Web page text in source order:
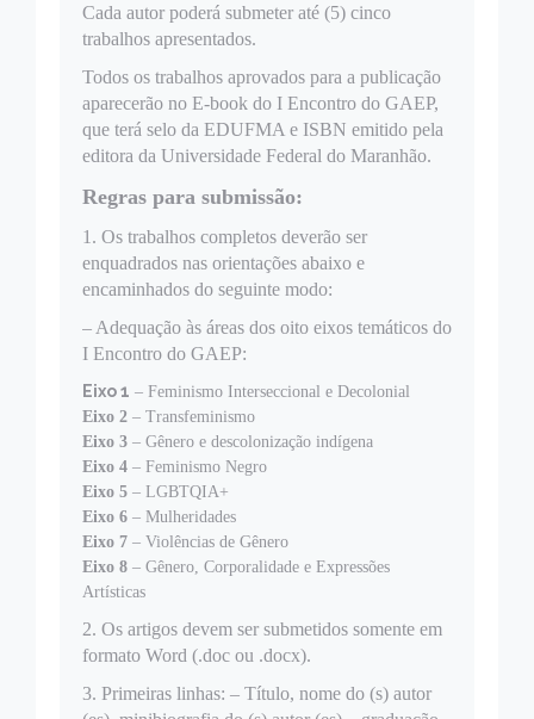
Cada autor poderá submeter até (5) cinco
trabalhos apresentados.
Todos os trabalhos aprovados para a publicação
aparecerão no E-book do I Encontro do GAEP,
que terá selo da EDUFMA e ISBN emitido pela
editora da Universidade Federal do Maranhão.
Regras para submissão:
1. Os trabalhos completos deverão ser
enquadrados nas orientações abaixo e
encaminhados do seguinte modo:
– Adequação às áreas dos oito eixos temáticos do
I Encontro do GAEP:
Eixo 1 – Feminismo Interseccional e Decolonial
Eixo 2 – Transfeminismo
Eixo 3 – Gênero e descolonização indígena
Eixo 4 – Feminismo Negro
Eixo 5 – LGBTQIA+
Eixo 6 – Mulheridades
Eixo 7 – Violências de Gênero
Eixo 8 – Gênero, Corporalidade e Expressões
Artísticas
2. Os artigos devem ser submetidos somente em
formato Word (.doc ou .docx).
3. Primeiras linhas: – Título, nome do (s) autor